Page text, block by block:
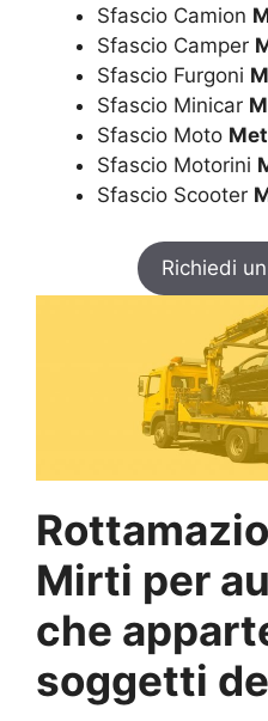
Sfascio Camion
Sfascio Camper
Sfascio Furgoni
Sfascio Minicar
Sfascio Moto
Sfascio Motorini
Sfascio Scooter
Richiedi
Mirti per
che
soggetti